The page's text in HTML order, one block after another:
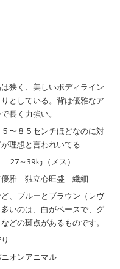
狭く、美しいボディライン
としている。背は優雅なア
長く力強い。
〜８５センチほどなのに対
理想と言われいてる
27～39㎏（メス）
優雅 独立心旺盛 繊細
、ブルーとブラウン（レヴ
いのは、白がベースで、グ
どの斑点があるものです。
オンアニマル